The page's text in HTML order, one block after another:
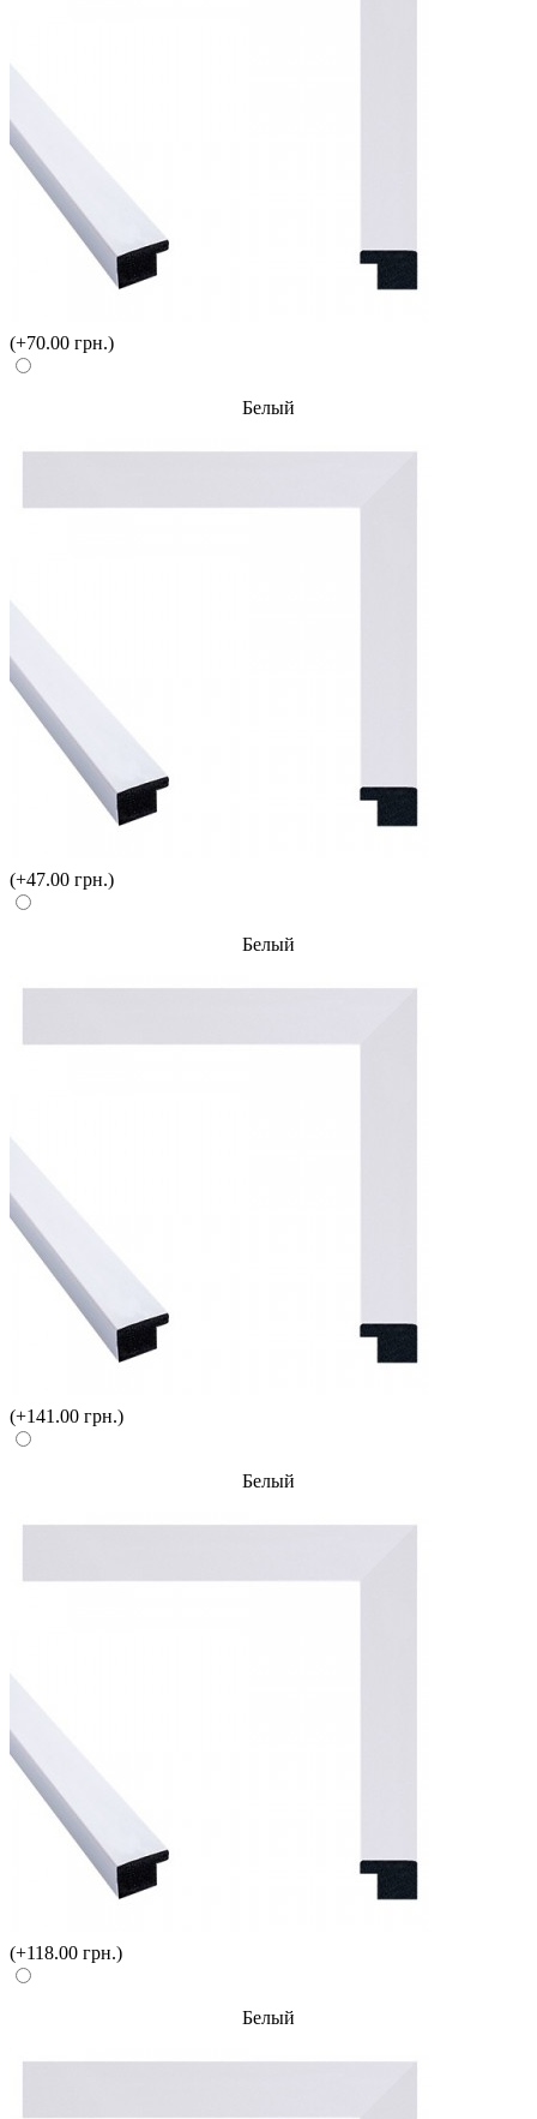
(+70.00 грн.)
Белый
(+47.00 грн.)
Белый
(+141.00 грн.)
Белый
(+118.00 грн.)
Белый